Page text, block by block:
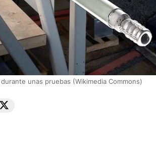
unas pruebas (Wikimedia Commons)